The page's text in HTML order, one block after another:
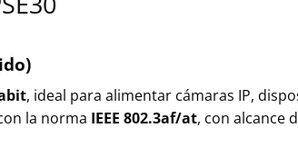
, ideal para alimentar cámaras IP,
la norma IEEE 802.3af/at, con alcance